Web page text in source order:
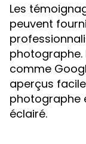
Les
peuvent
photographe.
comme
aperçus
photographe
éclairé.